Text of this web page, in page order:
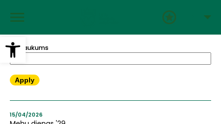
Open toolbar
galveno
Nosaukums
15/04/2026